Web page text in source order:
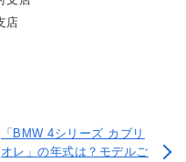
店
「BMW 4シリーズ カブリ
オレ」の年式は？モデルご